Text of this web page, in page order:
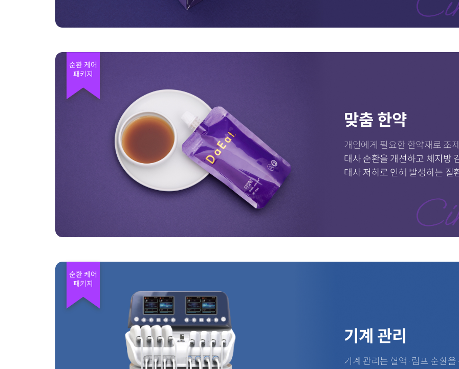
순환 케어
패키지
맞춤 한약
개인에게 필요한 한약재로 조
대사 순환을 개선하고 체지방
대사 저하로 인해 발생하는 질
순환 케어
패키지
기계 관리
기계 관리는 혈액·림프 순환을